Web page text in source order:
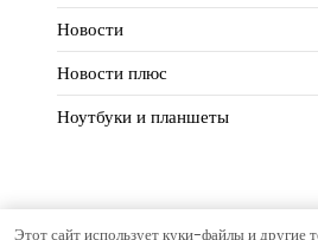
Новости
Новости плюс
Ноутбуки и планшеты
Этот сайт использует куки-файлы и другие